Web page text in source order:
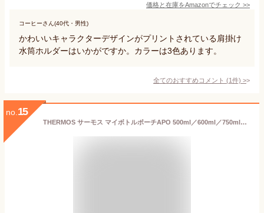
価格と在庫をAmazonでチェック >>
コーヒーさん(40代・男性)
かわいいキャラクターデザインがプリントされている肩掛け
水筒ホルダーはいかがですか。カラーは3色あります。
全てのおすすめコメント (1件) >
no. 15
THERMOS サーモス マイボトルポーチAPO 500ml／600ml／750ml／1.0L用 ブラック／ベージュ／パープル／ライトブルー／グレー ストラップ付 洗濯機対応 傷防止 キズ防止 汚れ防止